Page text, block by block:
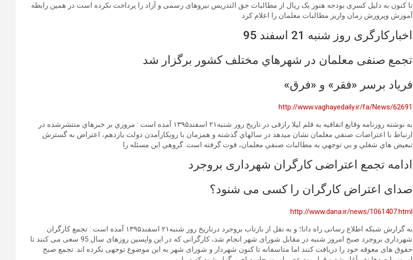
تا کنون به دلیل کسری بودجه هنوز یک ریال از مطالبات حق التدریس نیروهای رسمی و آزاد را پرداخت نکرده است در همین رابطه
آموزش وپرورش زمان واریز مطالبات معلمان را اعلام کرد
اخبارکارگری روز شنبه 21 اسفند 95
تجمع صنفی معلمان در شهرهاي مختلف کشور برگزار شد
فریاد برسر «فقر» و «فرق»
http://www.vaghayedaily.ir/fa/News/62691
به نوشته روزنامه وقایع اتفاقیه به قلم لیلا رازقی در تاریخ روز شنبه۲۱ اسفند۱۳۹۵ آمده است : مروري بر خبرهاي منتشرشده در
ارتباط با اعتراضات صنفي معلمان نشان ميدهد در سالهاي گذشته و همزمان با رويکارآمدن دولت يازدهم، اعتراض به گسترش
تبعيض هاي شغلي و بي توجهي به مطالبات صنفي معلمان، قوت گرفته است. گروهي اين مسئله را
ادامه تجمع اعتراضی کارگران شهرداری بروجرد
صدای اعتراض کارگران را کسی می شنود؟
http://www.dana.ir/news/1061407.html
به گزارش شبکه اطلاع رسانی راه دانا؛ و به نقل از بازتاب بروجرد درتاریخ روز شنبه۲۱ اسفند۱۳۹۵ آمده است : تجمع کارگران
شهرداری بروجرد صبح امروز شنبه در مقابل شورای شهر انجام شد، کارگرانی که در این واپسین روزهای سال 95 سعی می کنند تا
حقوق های معوقه خود را دریافت کنند اما متاسفانه تا کنون شهردار و شورای شهر به این موضوع توجهی نکرده اند. تجمع صبح